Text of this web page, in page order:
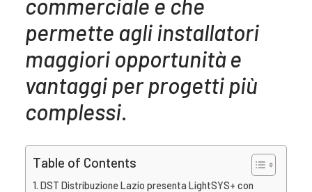
commerciale e che
permette agli installatori
maggiori opportunità e
vantaggi per progetti più
complessi.
Table of Contents
DST Distribuzione Lazio presenta LightSYS+ con